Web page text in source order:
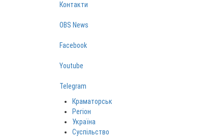
Контакти
OBS News
Facebook
Youtube
Telegram
Краматорськ
Регіон
Україна
Суспільство